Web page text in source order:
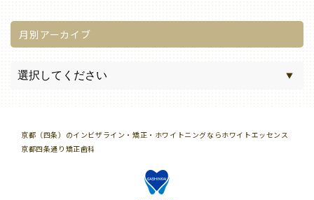
月別アーカイブ
京都（四条）のインビザライン・矯正・ホワイトニングならホワイトエッセンス
京都四条通り矯正歯科